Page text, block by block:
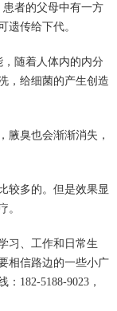
者的父母中有一方
遗传给下代。
随着人体内的内分
，给细菌的产生创造
腋臭也会渐渐消失，
较多的。但是效果显
。
习、工作和日常生
相信路边的一些小广
182-5188-9023，
国水 执业医师